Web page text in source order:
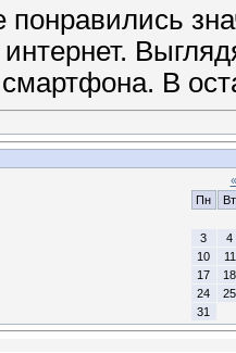
интернет.
В
«
Пн
Вт
3
4
10
11
17
18
24
25
31